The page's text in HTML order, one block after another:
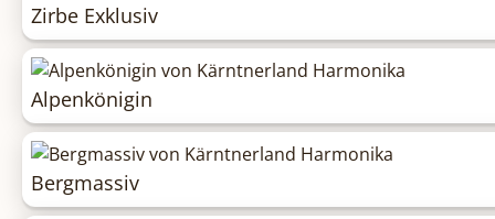
Zirbe Exklusiv
Alpenkönigin
Bergmassiv